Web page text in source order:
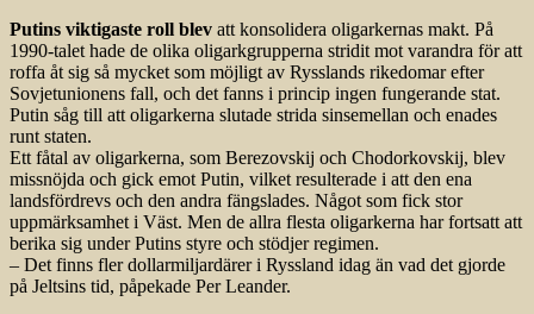
Putins viktigaste roll blev att konsolidera oligarkernas makt. På
1990-talet hade de olika oligarkgrupperna stridit mot varandra för att
roffa åt sig så mycket som möjligt av Rysslands rikedomar efter
Sovjetunionens fall, och det fanns i princip ingen fungerande stat.
Putin såg till att oligarkerna slutade strida sinsemellan och enades
runt staten.
Ett fåtal av oligarkerna, som Berezov­skij och Chodorkovskij, blev
missnöjda och gick emot Putin, vilket resulterade i att den ena
landsfördrevs och den andra fängslades. Något som fick stor
uppmärksamhet i Väst. Men de allra flesta oligarkerna har fortsatt att
berika sig under Putins styre och stödjer regimen.
– Det finns fler dollarmiljardärer i Ryssland idag än vad det gjorde
på Jeltsins tid, påpekade Per Leander.